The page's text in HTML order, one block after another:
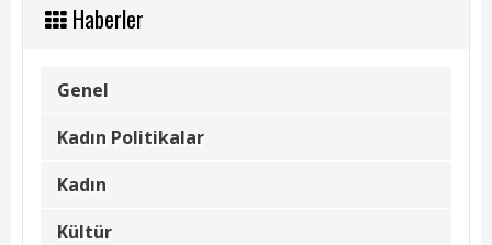
Faaliyet Raporu
Başvuru Rehberi
Meclis Kararları
İhale İlanları
Vefat Edenler
Haberler
Genel
Kadın Politikalar
Kadın
Kültür